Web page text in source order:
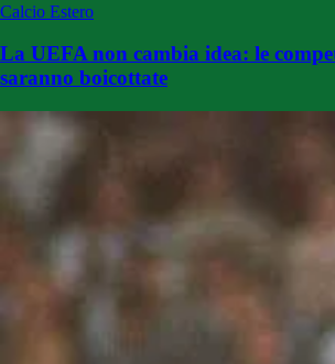
Calcio Estero
La UEFA non cambia idea: le
saranno boicottate